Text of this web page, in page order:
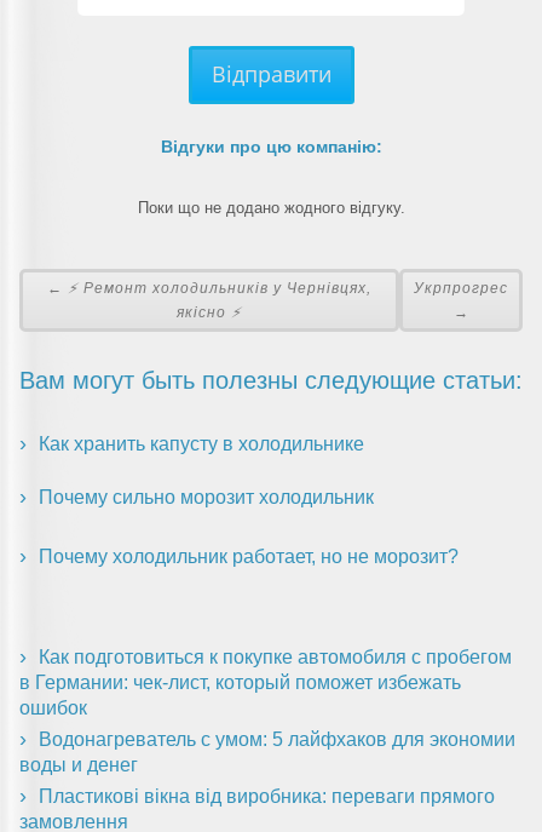
Відправити
Відгуки про цю компанію:
Поки що не додано жодного відгуку.
← ⚡ Ремонт холодильників у Чернівцях,
якісно ⚡
Укрпрогрес
→
Вам могут быть полезны следующие статьи:
Как хранить капусту в холодильнике
Почему сильно морозит холодильник
Почему холодильник работает, но не морозит?
Как подготовиться к покупке автомобиля с пробегом
в Германии: чек-лист, который поможет избежать
ошибок
Водонагреватель с умом: 5 лайфхаков для экономии
воды и денег
Пластикові вікна від виробника: переваги прямого
замовлення